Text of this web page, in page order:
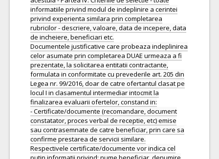
informatiile privind modul de indeplinire a cerintei
privind experienta similara prin completarea
rubricilor - descriere, valoare, data de incepere, data
de incheiere, beneficiari etc.
Documentele justificative care probeaza indeplinirea
celor asumate prin completarea DUAE urmeaza a fi
prezentate, la solicitarea entitatii contractante,
formulata in conformitate cu prevederile art. 205 din
Legea nr. 99/2016, doar de catre ofertantul clasat pe
locul I in clasamentul intermediar intocmit la
finalizarea evaluarii ofertelor, constand in:
- Certificate/documente (recomandare, document
constatator, proces verbal de receptie, etc) emise
sau contrasemnate de catre beneficiar, prin care sa
confirme prestarea de servicii similare.
Respectivele certificate/documente vor indica cel